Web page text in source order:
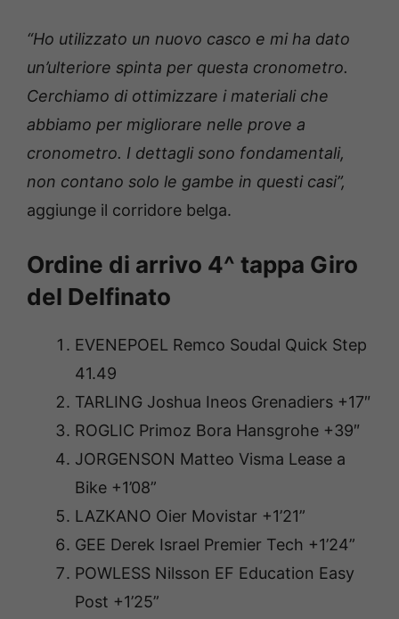
“Ho utilizzato un nuovo casco e mi ha dato
un’ulteriore spinta per questa cronometro.
Cerchiamo di ottimizzare i materiali che
abbiamo per migliorare nelle prove a
cronometro. I dettagli sono fondamentali,
non contano solo le gambe in questi casi”,
aggiunge il corridore belga.
Ordine di arrivo 4^ tappa Giro
del Delfinato
EVENEPOEL Remco Soudal Quick Step
41.49
TARLING Joshua Ineos Grenadiers +17″
ROGLIC Primoz Bora Hansgrohe +39″
JORGENSON Matteo Visma Lease a
Bike +1’08”
LAZKANO Oier Movistar +1’21”
GEE Derek Israel Premier Tech +1’24”
POWLESS Nilsson EF Education Easy
Post +1’25”